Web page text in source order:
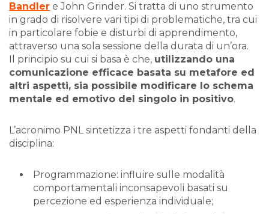
Bandler e John Grinder. Si tratta di uno strumento
in grado di risolvere vari tipi di problematiche, tra cui
in particolare fobie e disturbi di apprendimento,
attraverso una sola sessione della durata di un’ora.
Il principio su cui si basa è che, utilizzando una
comunicazione efficace basata su metafore ed
altri aspetti, sia possibile modificare lo schema
mentale ed emotivo del singolo in positivo.
L’acronimo PNL sintetizza i tre aspetti fondanti della
disciplina:
Programmazione: influire sulle modalità
comportamentali inconsapevoli basati su
percezione ed esperienza individuale;